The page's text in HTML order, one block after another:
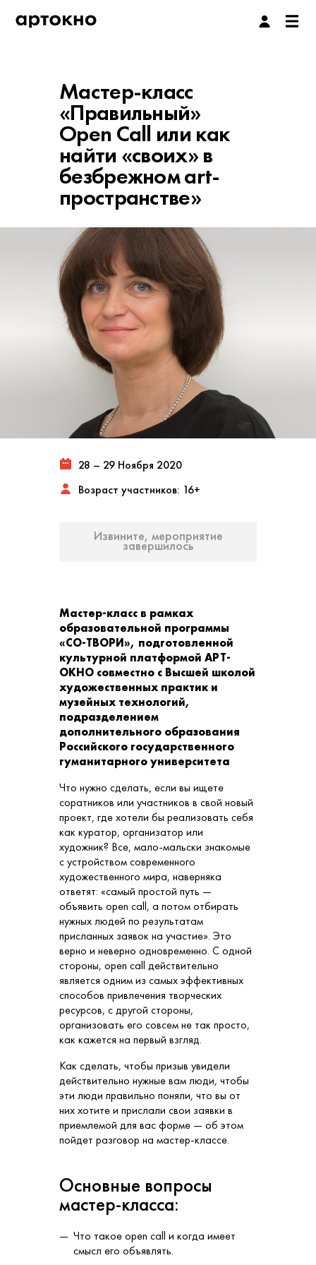
Мастер-класс
«Правильный»
Open Call или как
найти «своих» в
безбрежном art-
пространстве»
28 – 29 Ноября 2020
Возраст участников: 16+
Извините, мероприятие
завершилось
Мастер-класс в рамках
образовательной программы
«СО-ТВОРИ», подготовленной
культурной платформой АРТ-
ОКНО совместно с Высшей школой
художественных практик и
музейных технологий,
подразделением
дополнительного образования
Российского государственного
гуманитарного университета
Что нужно сделать, если вы ищете
соратников или участников в свой новый
проект, где хотели бы реализовать себя
как куратор, организатор или
художник? Все, мало-мальски знакомые
с устройством современного
художественного мира, наверняка
ответят: «самый простой путь —
объявить open call, а потом отбирать
нужных людей по результатам
присланных заявок на участие». Это
верно и неверно одновременно. С одной
стороны, open call действительно
является одним из самых эффективных
способов привлечения творческих
ресурсов, с другой стороны,
организовать его совсем не так просто,
как кажется на первый взгляд.
Как сделать, чтобы призыв увидели
действительно нужные вам люди, чтобы
эти люди правильно поняли, что вы от
них хотите и прислали свои заявки в
приемлемой для вас форме — об этом
пойдет разговор на мастер-классе.
Основные вопросы
мастер-класса:
Что такое open call и когда имеет
смысл его объявлять.